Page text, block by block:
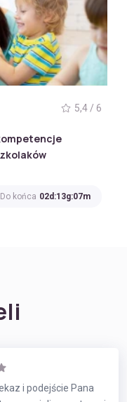
5,4 / 6
Do końca 02d:13g:07m
i podejście Pana